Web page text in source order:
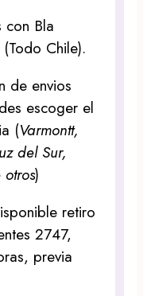
con Bla
Chile).
de envios
escoger el
(Varmontt,
del Sur,
)
retiro
2747,
previa